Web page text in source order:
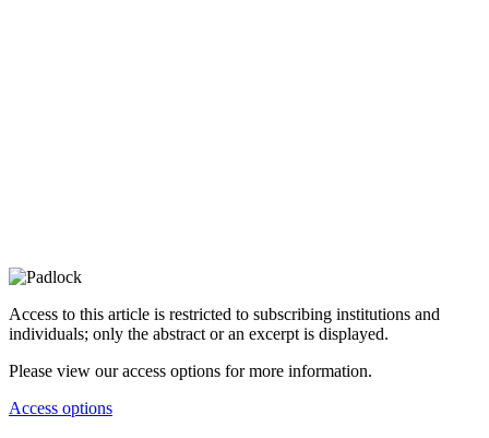
Access to this article is restricted to subscribing institutions and
individuals; only the abstract or an excerpt is displayed.
Please view our access options for more information.
Access options